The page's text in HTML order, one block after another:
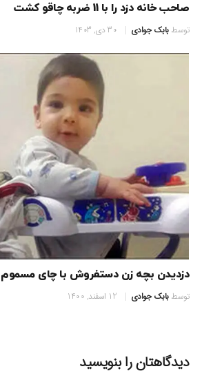
صاحب خانه دزد را با 11 ضربه چاقو کشت
توسطبابک جوادی 30 دی, 1403
دزدیدن بچه زن دستفروش با چای مسموم
توسطبابک جوادی 12 اسفند, 1400
دیدگاهتان را بنویسید